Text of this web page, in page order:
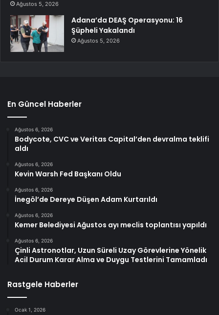
Ağustos 5, 2026
Adana’da DEAŞ Operasyonu: 16
Şüpheli Yakalandı
Ağustos 5, 2026
En Güncel Haberler
Ağustos 6, 2026
Bodycote, CVC ve Veritas Capital’den devralma teklifi
aldı
Ağustos 6, 2026
Kevin Warsh Fed Başkanı Oldu
Ağustos 6, 2026
İnegöl’de Dereye Düşen Adam Kurtarıldı
Ağustos 6, 2026
Kemer Belediyesi Ağustos ayı meclis toplantısı yapıldı
Ağustos 6, 2026
Çinli Astronotlar, Uzun Süreli Uzay Görevlerine Yönelik
Acil Durum Karar Alma ve Duygu Testlerini Tamamladı
Rastgele Haberler
Ocak 1, 2026